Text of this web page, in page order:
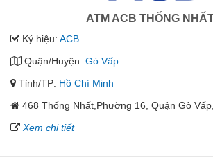
ATM ACB THỐNG
Ký hiệu: ACB
Quận/Huyện: Gò Vấp
Tỉnh/TP: Hồ Chí Minh
468 Thống Nhất,Phường 16, Quận Gò
Xem chi tiết